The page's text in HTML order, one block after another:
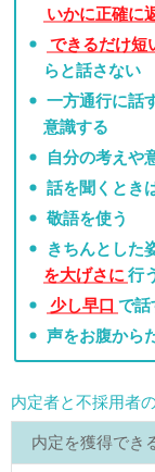
いかに正確に
できるだけ短
らと話さない
一方通行に話
意識する
自分の考えや
話を聞くとき
敬語を使う
きちんとした
を大げさに 行
少し早口 で話
声をお腹から
内定者と不採用者
内定を獲得でき